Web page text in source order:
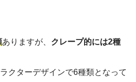
ありますが、 クレープ的には2種
クターデザインで6種類となって